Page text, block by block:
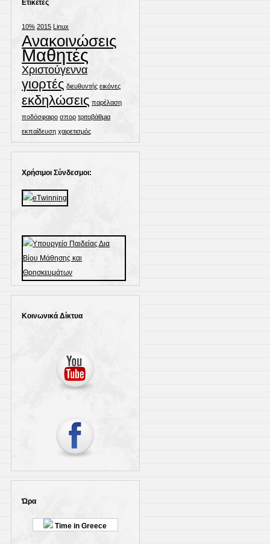
Ετικέτες
10% 2015 Linux
Ανακοινώσεις
Μαθητές
Χριστούγεννα
γιορτές διευθυντής εικόνες
εκδηλώσεις παρέλαση
ποδόσφαιρο σπορ τριτοβάθμια
εκπαίδευση χαιρετισμός
Χρήσιμοι Σύνδεσμοι:
Κοινωνικά Δίκτυα
Ώρα
Time in Greece